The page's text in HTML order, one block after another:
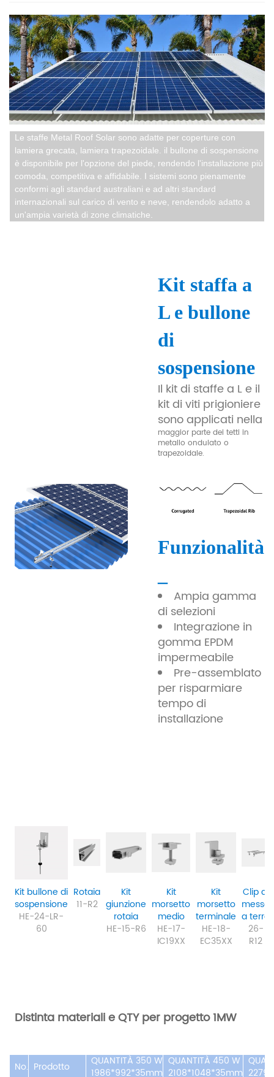
Le staffe Metal Roof Solar sono adatte per coperture con
lamiera grecata, lamiera trapezoidale. il bullone di sospensione
è disponibile per l'opzione del piede, rendendo l'installazione più
comoda, competitiva e affidabile. I sistemi sono pienamente
conformi agli standard australiani e ad altri standard
internazionali sul carico di vento e neve, rendendolo adatto a
un'ampia varietà di zone climatiche.
Kit staffa a
L e bullone
di
sospensione
Il kit di staffe a L e il
kit di viti prigioniere
sono applicati nella
maggior parte dei tetti in
metallo ondulato o
trapezoidale.
Funzionalità
Ampia gamma
di selezioni
Integrazione in
gomma EPDM
impermeabile
Pre-assemblato
per risparmiare
tempo di
installazione
Kit bullone di
sospensione
HE-24-LR-
60
Rotaia
11-R2
Kit
giunzione
rotaia
HE-15-R6
Kit
morsetto
medio
HE-17-
IC19XX
Kit
morsetto
terminale
HE-18-
EC35XX
Clip di
messa
a terra
26-
R12
Distinta materiali e QTY per progetto 1MW
No. Prodotto
QUANTITÀ 350 W
1986*992*35mm
QUANTITÀ 450 W
2108*1048*35mm